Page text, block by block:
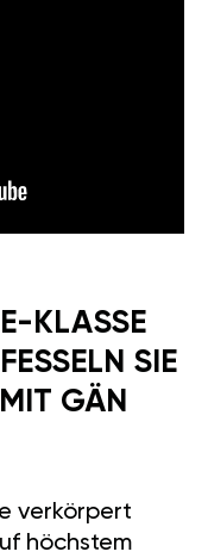
KLASSE
SIE
GÄN
verkörpert
höchstem